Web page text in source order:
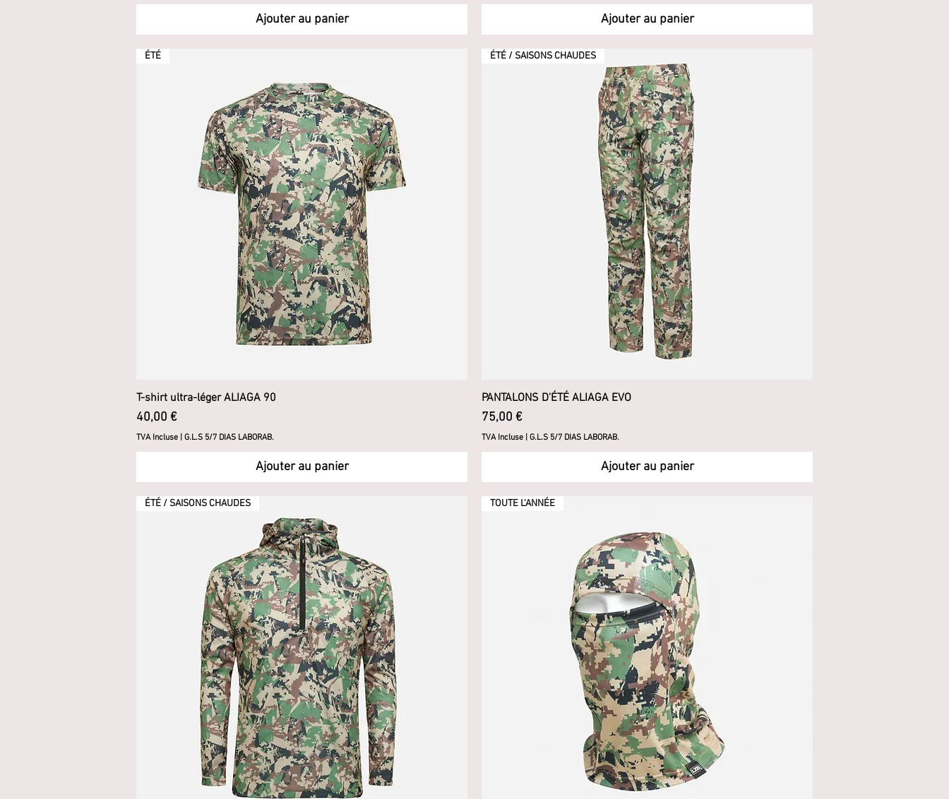
Ajouter au panier Ajouter au panier
Aperçu rapide
ÉTÉ
T-shirt ultra-léger ALIAGA 90
Prix
40,00 €
TVA Incluse G.L.S 5/7 DIAS LABORAB.
Ajouter au panier
Aperçu rapide
ÉTÉ / SAISONS CHAUDES
PANTALONS D'ÉTÉ ALIAGA EVO
Prix
75,00 €
TVA Incluse G.L.S 5/7 DIAS LABORAB.
Ajouter au panier
ÉTÉ / SAISONS CHAUDES TOUTE L'ANNÉE